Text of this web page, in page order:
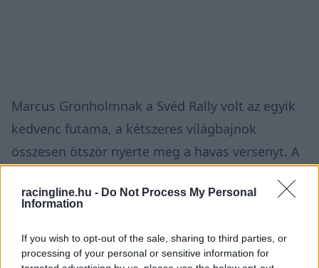
racingline.hu - Do Not Process My Personal
Information
If you wish to opt-out of the sale, sharing to third parties, or
processing of your personal or sensitive information for
Marcus Grönholmnak a Svéd Rally volt az egyik
kedvenc futama, a kétszeres világbajnok
összesen ötször nyerte meg a havas versenyt. A
egyszer győzött, ám 2006-ban történetesen